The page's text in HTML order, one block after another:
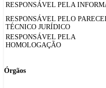
RESPONSÁVEL PELA
RESPONSÁVEL PELO
TÉCNICO JURÍDICO
RESPONSÁVEL PELA
HOMOLOGAÇÃO
Órgãos